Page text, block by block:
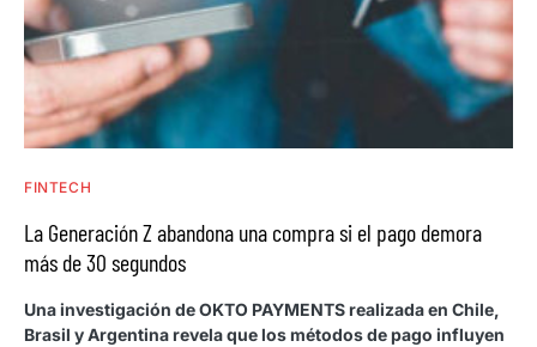
FINTECH
La Generación Z abandona una compra si el pago demora
más de 30 segundos
Una investigación de OKTO PAYMENTS realizada en Chile,
Brasil y Argentina revela que los métodos de pago influyen